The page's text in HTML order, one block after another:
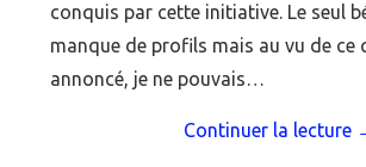
conquis par cette initiative. Le seul
manque de profils mais au vu de ce
annoncé, je ne pouvais…
Continuer la lecture